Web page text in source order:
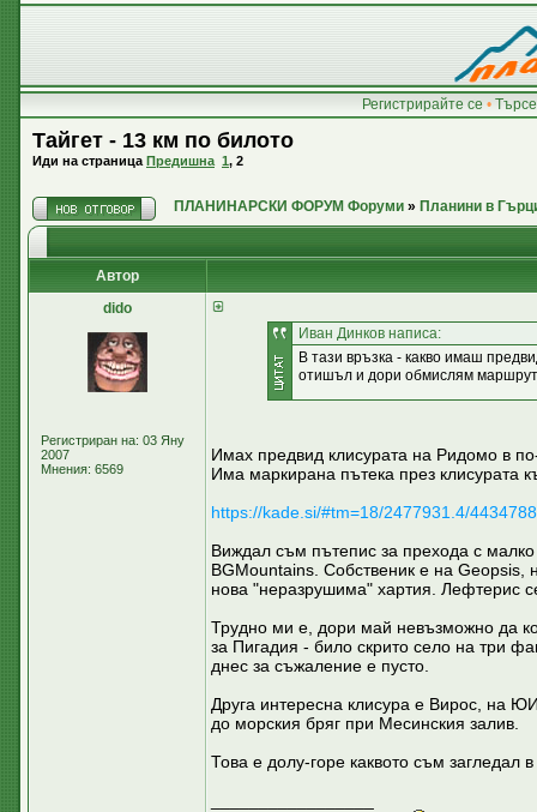
Регистрирайте се •
Тайгет - 13 км по билото
Иди на страница Предишна 1, 2
ПЛАНИНАРСКИ ФОРУМ Форуми » Планини в
Автор
dido
Регистриран на: 03 Яну
2007
Мнения: 6569
Иван Динков написа:
В тази връзка - какво имаш
отишъл и дори обмислям
Имах предвид клисурата на Ридомо в
Има маркирана пътека през клисурата
https://kade.si/#tm=18/2477931.4/
Виждал съм пътепис за прехода с
BGMountains. Собственик е на
нова "неразрушима" хартия. Лефтерис
Трудно ми е, дори май невъзможно да
за Пигадия - било скрито село на три
днес за съжаление е пусто.
Друга интересна клисура е Вирос, на
до морския бряг при Месинския залив.
Това е долу-горе каквото съм загледал в